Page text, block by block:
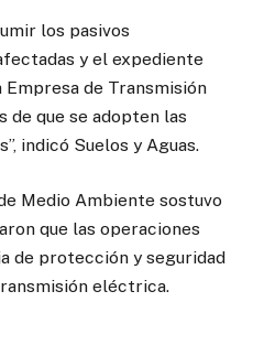
los pasivos
y el expediente
de Transmisión
de que se adopten las
indicó Suelos y Aguas.
Medio Ambiente sostuvo
que las operaciones
de protección y seguridad
eléctrica.